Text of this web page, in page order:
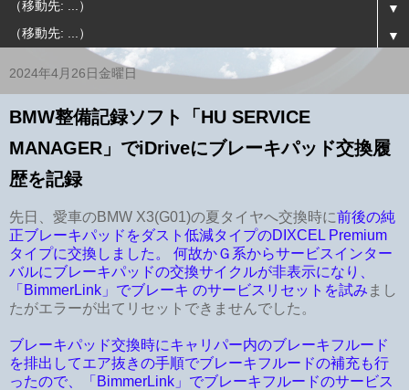
▼
▼
2024年4月26日金曜日
BMW整備記録ソフト「HU SERVICE
MANAGER」でiDriveにブレーキパッド交換履
歴を記録
先日、愛車のBMW X3(G01)の夏タイヤへ交換時に前後の純
正ブレーキパッドをダスト低減タイプのDIXCEL Premium
タイプに交換しました。 何故かＧ系からサービスインター
バルにブレーキパッドの交換サイクルが非表示になり、
「BimmerLink」でブレーキ のサービスリセットを試み まし
たがエラーが出てリセットできませんでした。
ブレーキパッド交換時にキャリパー内のブレーキフルード
を排出してエア抜きの手順でブレーキフルードの補充も行
ったので、「BimmerLink」でブレーキフルードのサービス